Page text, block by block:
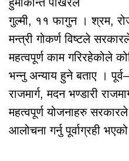
गुल्मी, ११ फागुन । श्रम,
मन्त्री गोकर्ण विष्टले
महत्वपूर्ण काम गरिरहेकोले
भन्नु अन्याय हुने बताए ।
राजमार्ग, मदन भण्डारी
महत्वपूर्ण योजनाहरु
आलोचना गर्नु पूर्वाग्रही